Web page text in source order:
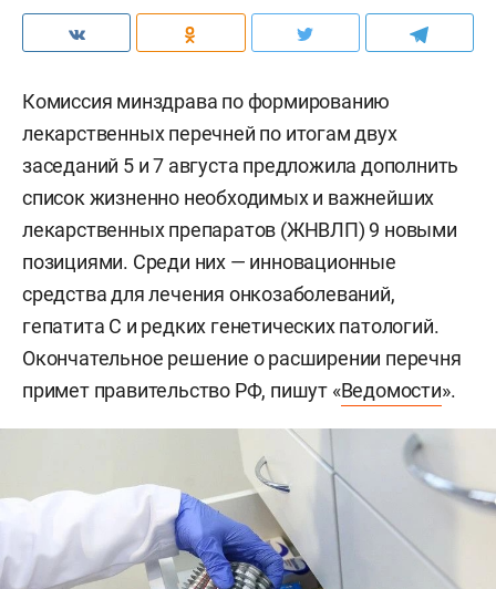
Комиссия минздрава по формированию
лекарственных перечней по итогам двух
заседаний 5 и 7 августа предложила дополнить
список жизненно необходимых и важнейших
лекарственных препаратов (ЖНВЛП) 9 новыми
позициями. Среди них — инновационные
средства для лечения онкозаболеваний,
гепатита С и редких генетических патологий.
Окончательное решение о расширении перечня
примет правительство РФ, пишут «Ведомости».